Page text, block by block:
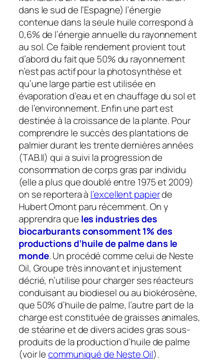
dans le sud de l’Espagne) l’énergie
contenue dans la seule huile correspond à
0,6% de l’énergie annuelle du rayonnement
au sol. Ce faible rendement provient tout
d’abord du fait que 50% du rayonnement
n’est pas actif pour la photosynthèse et
qu’une large partie est utilisée en
évaporation d’eau et en chauffage du sol et
de l’environnement. Enfin une part est
destinée à la croissance de la plante. Pour
comprendre le succès des plantations de
palmier durant les trente dernières années
(TAB.II) qui a suivi la progression de
consommation de corps gras par individu
(elle a plus que doublé entre 1975 et 2009)
on se reportera à l’excellent papierde
Hubert Omont paru récemment. On y
apprendra que les industries des
biocarburants consomment 1% des
productions d’huile de palme dans le
monde. Un procédé comme celui de Neste
Oil, Groupe très innovant et injustement
décrié, n’utilise pour charger ses réacteurs
conduisant au biodiesel ou au biokérosène,
que 50% d’huile de palme, l’autre part de la
charge est constituée de graisses animales,
de stéarine et de divers acides gras sous-
produits de la production d’huile de palme
(voir lecommuniqué de Neste Oil).